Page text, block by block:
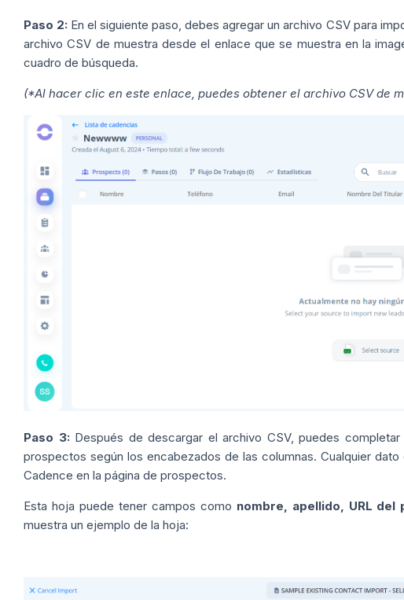
Paso 2: En el siguiente paso, debes agregar un archivo CSV para
archivo CSV de muestra desde el enlace que se muestra en la
cuadro de búsqueda.
(*Al hacer clic en este enlace, puedes obtener el archivo CSV de
Paso 3: Después de descargar el archivo CSV, puedes
prospectos según los encabezados de las columnas. Cualquier
Cadence en la página de prospectos.
Esta hoja puede tener campos como nombre, apellido, URL del
muestra un ejemplo de la hoja: